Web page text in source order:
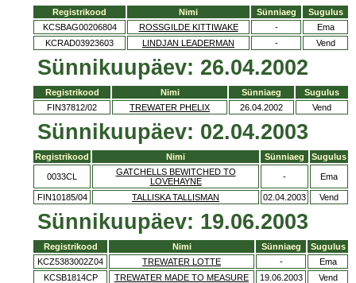
Registrikood Nimi Sünniaeg
Sugulus
KCSBAG00206804
ROSSGILDE KITTIWAKE -
Ema
KCRAD03923603
LINDJAN LEADERMAN - Vend
Sünnikuupäev: 26.04.2002
Registrikood Nimi Sünniaeg
Sugulus
FIN37812/02
TREWATER PHELIX 26.04.2002 Vend
Sünnikuupäev: 02.04.2003
Registrikood Nimi Sünniaeg Sugulus
0033CL
GATCHELLS BEWITCHED TO
LOVEHAYNE
- Ema
FIN10185/04 TALLISKA TALLISMAN 02.04.2003 Vend
Sünnikuupäev: 19.06.2003
Registrikood Nimi Sünniaeg
Sugulus
KCZ5383002Z04
TREWATER LOTTE -
Ema
KCSB1814CP
TREWATER MADE TO MEASURE 19.06.2003 Vend